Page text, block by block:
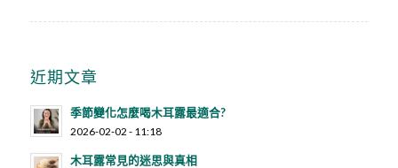
近期文章
季節變化怎麼喝木耳露最適合?
2026-02-02 - 11:18
木耳露常見的迷思與真相